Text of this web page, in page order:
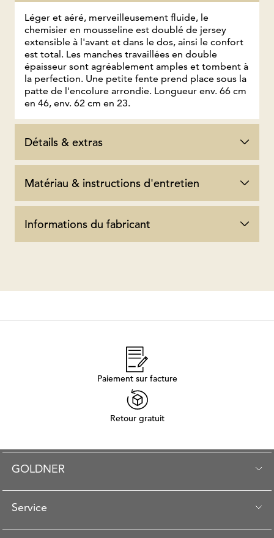
Léger et aéré, merveilleusement fluide, le
chemisier en mousseline est doublé de jersey
extensible à l'avant et dans le dos, ainsi le confort
est total. Les manches travaillées en double
épaisseur sont agréablement amples et tombent à
la perfection. Une petite fente prend place sous la
patte de l'encolure arrondie. Longueur env. 66 cm
en 46, env. 62 cm en 23.
Détails & extras
Matériau & instructions d'entretien
Informations du fabricant
Paiement sur facture
Retour gratuit
GOLDNER
Service